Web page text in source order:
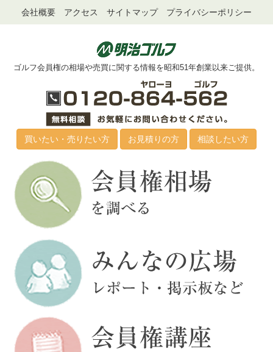
会社概要 アクセス サイトマップ プライバシーポリシー
ゴルフ会員権の相場や売買に関する情報を昭和51年創業以来ご提供。
買いたい・売りたい方 お見積りの方 相談したい方